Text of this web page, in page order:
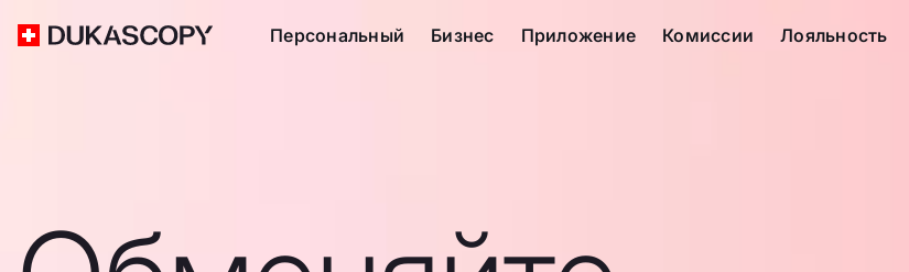
Персональный Бизнес Приложение Комиссии Лояльность